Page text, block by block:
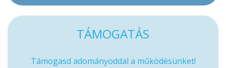
TÁMOGATÁS
Támogasd adományoddal a működésünket!